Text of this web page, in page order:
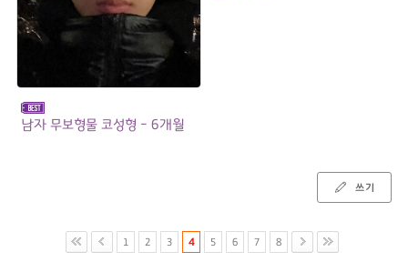
남자 무보형물 코성형 - 6개월
쓰기
1 2 3 4 5 6 7 8